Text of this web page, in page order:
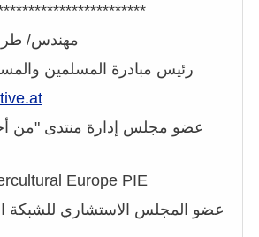
مهندس/
رئيس مبادرة المسلمين
عضو مجلس إدارة منتدى "من
Europe PIE
عضو المجلس الاستشاري للشبكة